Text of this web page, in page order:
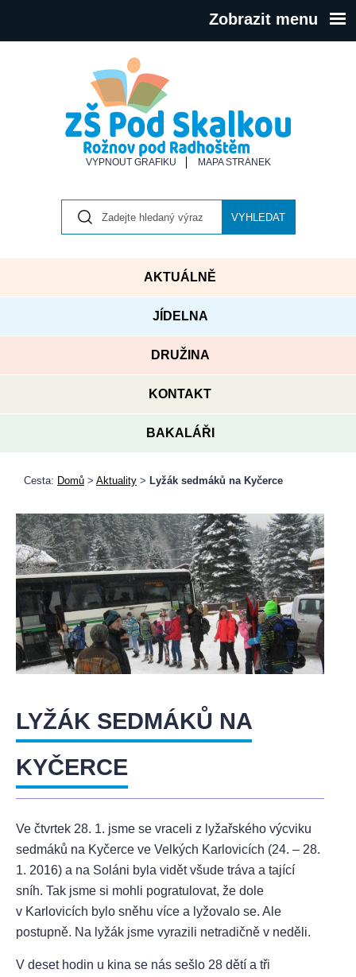
Zobrazit menu
VYPNOUT GRAFIKU MAPA STRÁNEK
VYHLEDAT
AKTUÁLNĚ
JÍDELNA
DRUŽINA
KONTAKT
BAKALÁŘI
Cesta: Domů > Aktuality > Lyžák sedmáků na Kyčerce
LYŽÁK SEDMÁKŮ NA
KYČERCE
Ve čtvrtek 28. 1. jsme se vraceli z lyžařského výcviku
sedmáků na Kyčerce ve Velkých Karlovicích (24. – 28.
1. 2016) a na Soláni byla vidět všude tráva a tající
sníh. Tak jsme si mohli pogratulovat, že dole
v Karlovicích bylo sněhu více a lyžovalo se. Ale
postupně. Na lyžák jsme vyrazili netradičně v neděli.
V deset hodin u kina se nás sešlo 28 dětí a tři